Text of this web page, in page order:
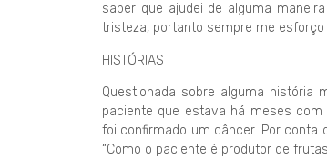
saber que ajudei de alguma
tristeza, portanto sempre me esforço
HISTÓRIAS
Questionada sobre alguma história
paciente que estava há meses
foi confirmado um câncer. Por conta
“Como o paciente é produtor de